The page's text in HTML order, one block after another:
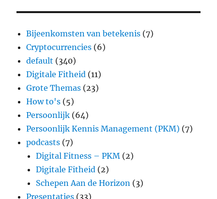
Bijeenkomsten van betekenis (7)
Cryptocurrencies (6)
default (340)
Digitale Fitheid (11)
Grote Themas (23)
How to's (5)
Persoonlijk (64)
Persoonlijk Kennis Management (PKM) (7)
podcasts (7)
Digital Fitness – PKM (2)
Digitale Fitheid (2)
Schepen Aan de Horizon (3)
Presentaties (33)